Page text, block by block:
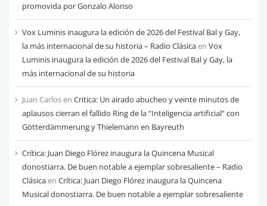
promovida por Gonzalo Alonso
Vox Luminis inaugura la edición de 2026 del Festival Bal y Gay,
la más internacional de su historia – Radio Clásicaen Vox
Luminis inaugura la edición de 2026 del Festival Bal y Gay, la
más internacional de su historia
Juan Carlosen Critica: Un airado abucheo y veinte minutos de
aplausos cierran el fallido Ring de la “Inteligencia artificial” con
Götterdämmerung y Thielemann en Bayreuth
Crítica: Juan Diego Flórez inaugura la Quincena Musical
donostiarra. De buen notable a ejemplar sobresaliente – Radio
Clásicaen Crítica: Juan Diego Flórez inaugura la Quincena
Musical donostiarra. De buen notable a ejemplar sobresaliente